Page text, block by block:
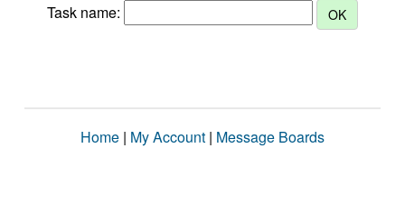
Task name:
Home | My Account | Message Boards